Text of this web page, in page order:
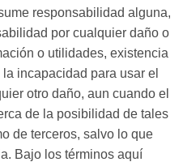
responsabilidad alguna,
por cualquier daño o
o utilidades, existencia
incapacidad para usar el
otro daño, aun cuando el
de la posibilidad de tales
de terceros, salvo lo que
Bajo los términos aquí